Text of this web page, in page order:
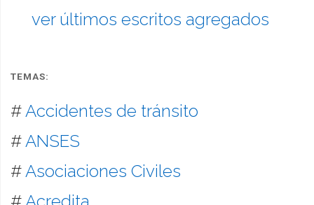
ver últimos escritos agregados
TEMAS:
# Accidentes de tránsito
# ANSES
# Asociaciones Civiles
# Acredita